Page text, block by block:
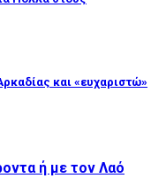
και «ευχαριστώ»
ή με τον Λαό